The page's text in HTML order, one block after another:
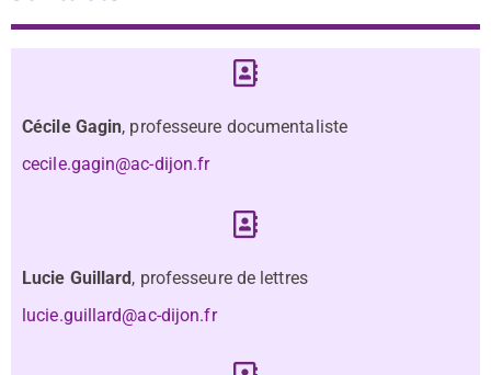
Cécile Gagin, professeure documentaliste
cecile.gagin@ac-dijon.fr
Lucie Guillard, professeure de lettres
lucie.guillard@ac-dijon.fr